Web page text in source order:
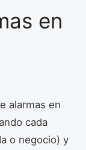
en
alarmas en
cada
o negocio) y